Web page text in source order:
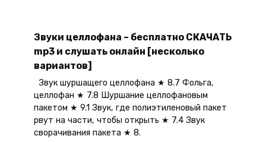
Звуки целлофана – бесплатно СКАЧАТЬ
mp3 и слушать онлайн [несколько
вариантов]
Звук шуршащего целлофана ★ 8.7 Фольга,
целлофан ★ 7.8 Шуршание целлофановым
пакетом ★ 9.1 Звук, где полиэтиленовый пакет
рвут на части, чтобы открыть ★ 7.4 Звук
сворачивания пакета ★ 8.